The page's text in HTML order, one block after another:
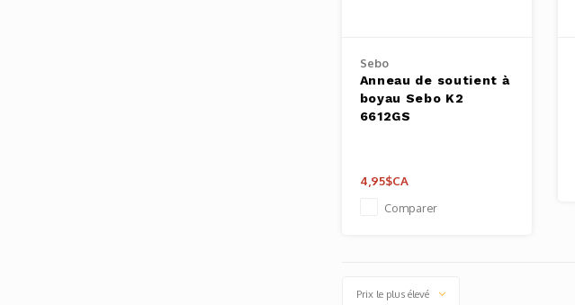
Sebo
Anneau de soutient à
boyau Sebo K2
6612GS
4,95$CA
Comparer
Prix le plus élevé